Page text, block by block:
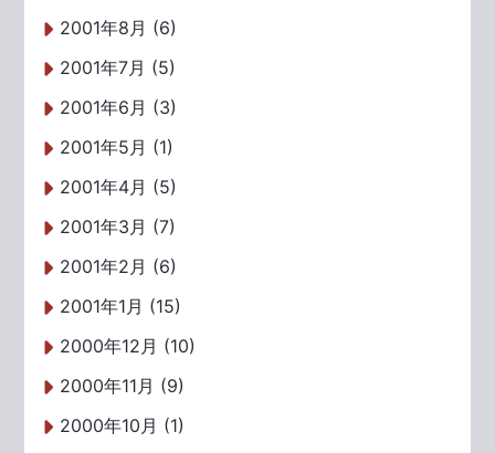
2001年8月 (6)
2001年7月 (5)
2001年6月 (3)
2001年5月 (1)
2001年4月 (5)
2001年3月 (7)
2001年2月 (6)
2001年1月 (15)
2000年12月 (10)
2000年11月 (9)
2000年10月 (1)